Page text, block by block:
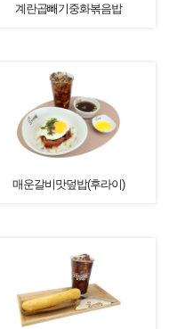
계란곱빼기중화볶음밥
매운갈비맛덮밥(후라이)